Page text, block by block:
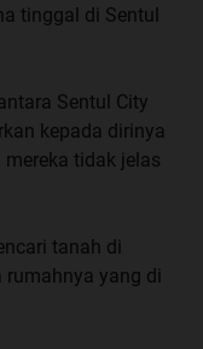
tinggal di Sentul
Sentul City
kepada dirinya
tidak jelas
tanah di
rumahnya yang di